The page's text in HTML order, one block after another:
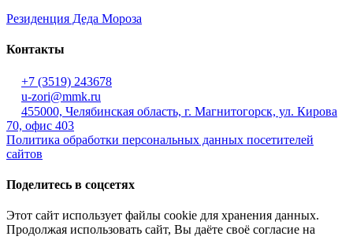
Резиденция Деда Мороза
Контакты
+7 (3519) 243678
u-zori@mmk.ru
455000, Челябинская область, г. Магнитогорск, ул. Кирова
70, офис 403
Политика обработки персональных данных посетителей
сайтов
Поделитесь в соцсетях
Этот сайт использует файлы cookie для хранения данных.
Продолжая использовать сайт, Вы даёте своё согласие на